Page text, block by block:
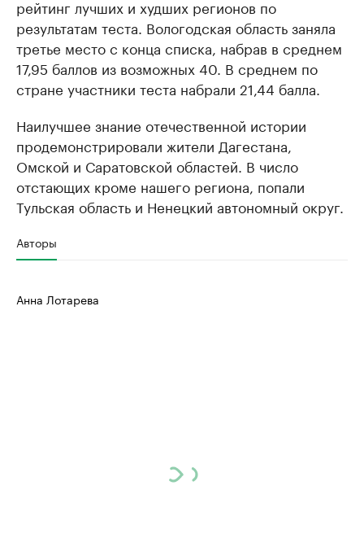
рейтинг лучших и худших регионов по
результатам теста. Вологодская область заняла
третье место с конца списка, набрав в среднем
17,95 баллов из возможных 40. В среднем по
стране участники теста набрали 21,44 балла.
Наилучшее знание отечественной истории
продемонстрировали жители Дагестана,
Омской и Саратовской областей. В число
отстающих кроме нашего региона, попали
Тульская область и Ненецкий автономный округ.
Авторы
Анна Лотарева